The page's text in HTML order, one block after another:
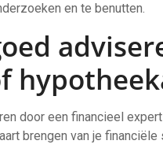
en te benutten.
door een financieel
brengen van je